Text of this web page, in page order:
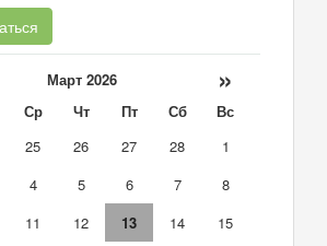
Март 2026 »
Ср Чт Пт Сб
Вс
25 26 27 28
1
4 5 6 7
8
11 12 13 14
15